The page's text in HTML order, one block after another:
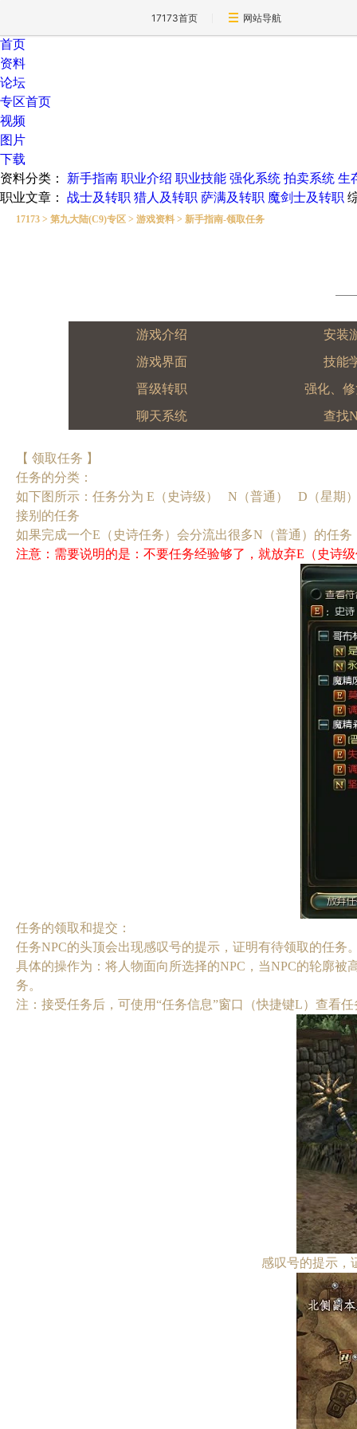
17173首页 网站导航
首页
资料
论坛
专区首页
视频
图片
下载
资料分类：
新手指南 职业介绍 职业技能 强化系统 拍卖系统 生
职业文章：
战士及转职 猎人及转职 萨满及转职 魔剑士及转职
17173 > 第九大陆(C9)专区 > 游戏资料 > 新手指南-领取任务
游戏介绍
安装
游戏界面
技能
晋级转职
强化、
聊天系统
查找
【 领取任务 】
任务的分类：
如下图所示：任务分为 E（史诗级） N（普通） D（星期
接别的任务
如果完成一个E（史诗任务）会分流出很多N（普通）的任
注意：需要说明的是：不要任务经验够了，就放弃E（史诗
任务的领取和提交：
任务NPC的头顶会出现感叹号的提示，证明有待领取的任
具体的操作为：将人物面向所选择的NPC，当NPC的轮廓
务。
注：接受任务后，可使用“任务信息”窗口（快捷键L）查看
感叹号的提示，